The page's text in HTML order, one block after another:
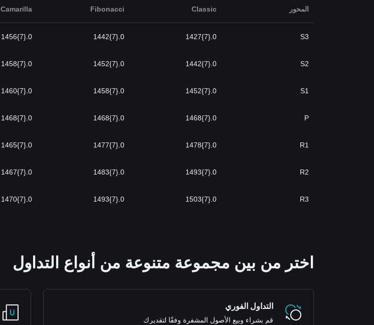
المحور Classic
Fibonacci
Camarilla
S3
0.{7}1427
0.{7}1442
0.{7}1456
S2
0.{7}1442
0.{7}1452
0.{7}1458
S1
0.{7}1452
0.{7}1458
0.{7}1460
P
0.{7}1468
0.{7}1468
0.{7}1468
R1
0.{7}1478
0.{7}1477
0.{7}1465
R2
0.{7}1493
0.{7}1483
0.{7}1467
R3
0.{7}1503
0.{7}1493
0.{7}1470
اختر من بين مجموعة متنوعة من أنواع التداول
التداول الفوري
قم بشراء وبيع الأصول المشفرة وفقًا لتقديرك